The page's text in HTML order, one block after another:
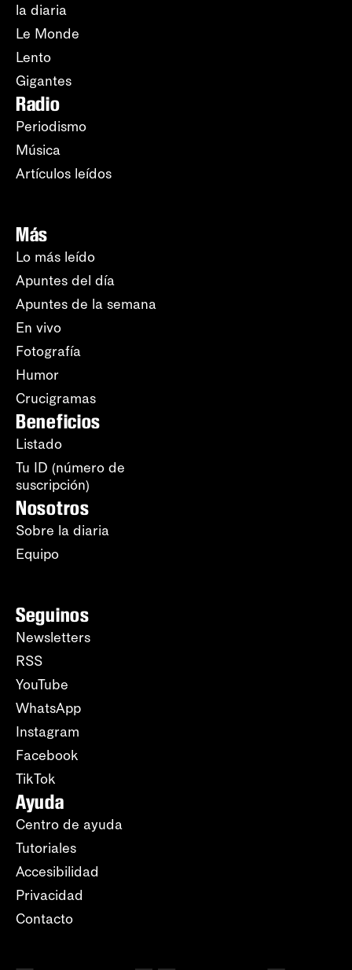
la diaria
Le Monde
Lento
Gigantes
Radio
Periodismo
Música
Artículos leídos
Más
Lo más leído
Apuntes del día
Apuntes de la semana
En vivo
Fotografía
Humor
Crucigramas
Beneficios
Listado
Tu ID (número de
suscripción)
Nosotros
Sobre la diaria
Equipo
Seguinos
Newsletters
RSS
YouTube
WhatsApp
Instagram
Facebook
TikTok
Ayuda
Centro de ayuda
Tutoriales
Accesibilidad
Privacidad
Contacto